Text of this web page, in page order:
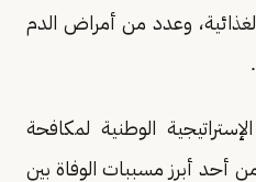
الغذائية، وعدد من أمراض الدم
الوطنية لمكافحة
أحد أبرز مسببات الوفاة بين